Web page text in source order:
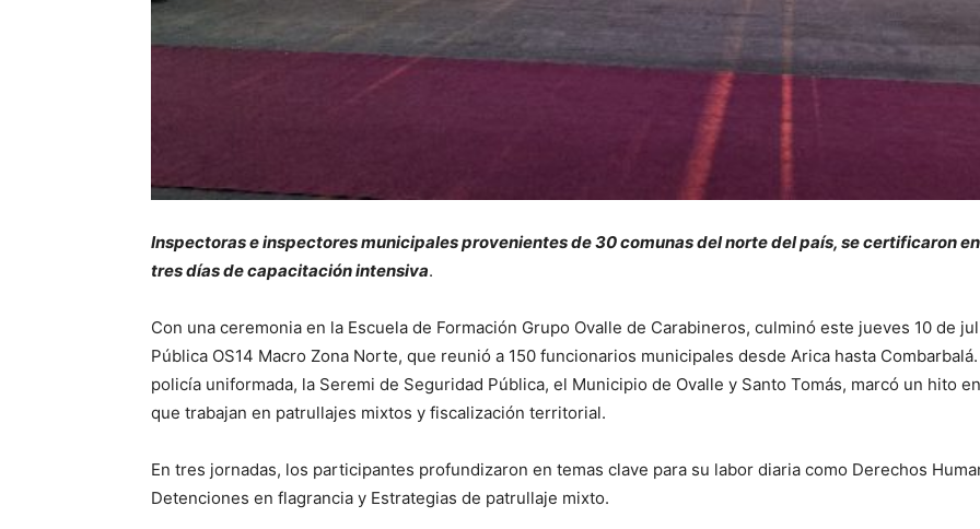
Inspectoras e inspectores municipales provenientes de 30 comunas del norte del país, se certificaron
tres días de capacitación intensiva.
Con una ceremonia en la Escuela de Formación Grupo Ovalle de Carabineros, culminó este jueves 10 de
Pública OS14 Macro Zona Norte, que reunió a 150 funcionarios municipales desde Arica hasta
policía uniformada, la Seremi de Seguridad Pública, el Municipio de Ovalle y Santo Tomás, marcó un hito
que trabajan en patrullajes mixtos y fiscalización territorial.
En tres jornadas, los participantes profundizaron en temas clave para su labor diaria como Derechos
Detenciones en flagrancia y Estrategias de patrullaje mixto.